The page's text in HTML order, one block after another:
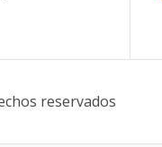
reservados